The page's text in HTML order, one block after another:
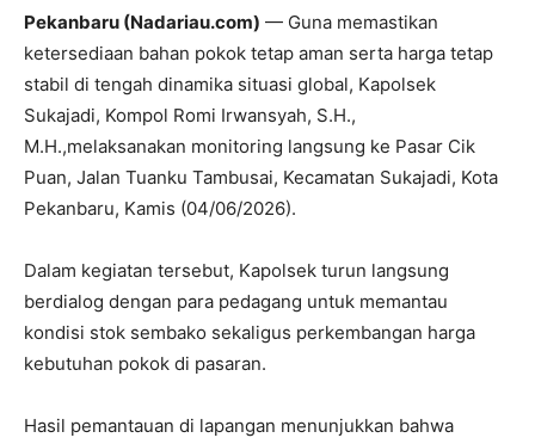
Pekanbaru (Nadariau.com) — Guna memastikan
ketersediaan bahan pokok tetap aman serta harga tetap
stabil di tengah dinamika situasi global, Kapolsek
Sukajadi, Kompol Romi Irwansyah, S.H.,
M.H.,melaksanakan monitoring langsung ke Pasar Cik
Puan, Jalan Tuanku Tambusai, Kecamatan Sukajadi, Kota
Pekanbaru, Kamis (04/06/2026).
Dalam kegiatan tersebut, Kapolsek turun langsung
berdialog dengan para pedagang untuk memantau
kondisi stok sembako sekaligus perkembangan harga
kebutuhan pokok di pasaran.
Hasil pemantauan di lapangan menunjukkan bahwa